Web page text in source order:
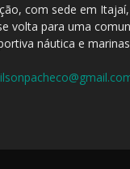
com sede em
volta para uma
náutica e